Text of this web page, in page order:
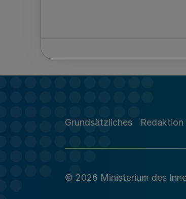
Grundsätzliches Redaktion
© 2026 Ministerium des